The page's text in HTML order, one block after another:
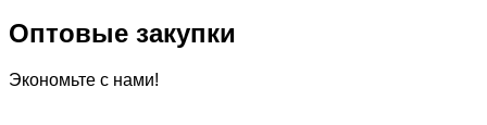
Оптовые закупки
Экономьте с нами!